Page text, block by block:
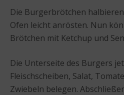
Die Burgerbrötchen
Ofen leicht anrösten. Nun
Brötchen mit Ketchup und
Die Unterseite des Burgers
Fleischscheiben, Salat,
Zwiebeln belegen.